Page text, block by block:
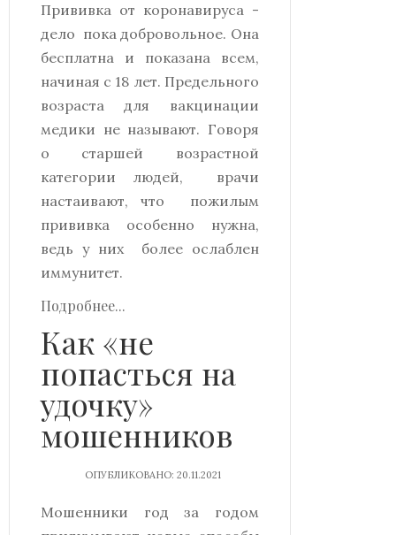
Прививка от коронавируса -
дело пока добровольное. Она
бесплатна и показана всем,
начиная с 18 лет. Предельного
возраста для вакцинации
медики не называют. Говоря
о старшей возрастной
категории людей, врачи
настаивают, что пожилым
прививка особенно нужна,
ведь у них более ослаблен
иммунитет.
Подробнее...
Как «не
попасться на
удочку»
мошенников
ОПУБЛИКОВАНО: 20.11.2021
Мошенники год за годом